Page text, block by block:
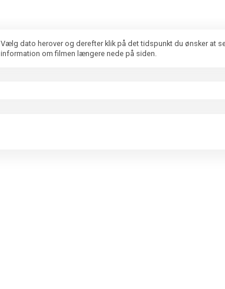
Vælg dato herover og derefter klik på det tidspunkt du ønsker at
information om filmen længere nede på siden.